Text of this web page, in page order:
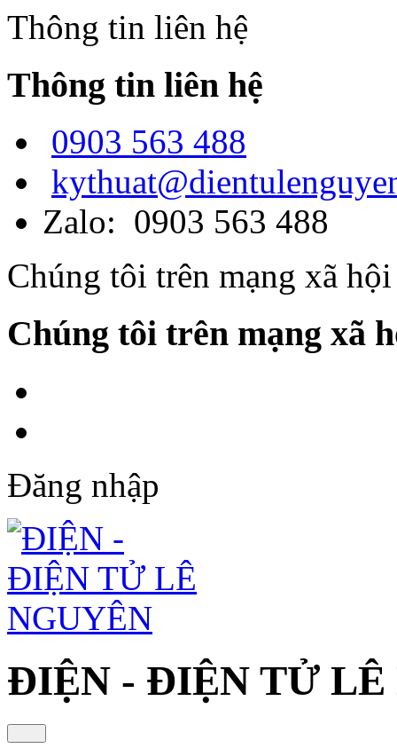
Thông tin liên hệ
Thông tin liên hệ
0903 563 488
Zalo: 0903 563 488
Chúng tôi trên mạng xã hội
Chúng tôi trên mạng xã
Đăng nhập
ĐIỆN - ĐIỆN TỬ LÊ